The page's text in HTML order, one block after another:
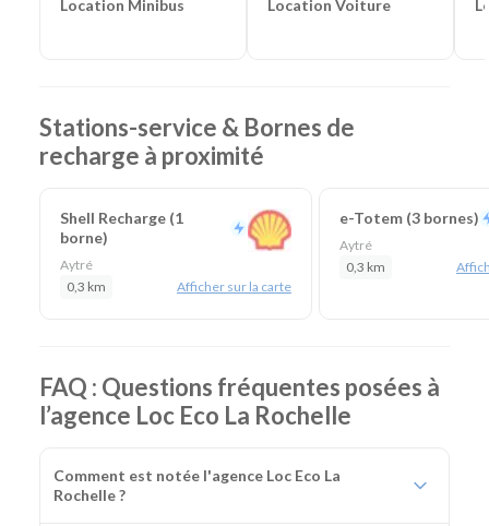
Location Minibus Location Voiture
Stations-service & Bornes de
recharge à proximité
Shell Recharge (1
borne)
Aytré
0,3 km
Afficher sur la carte
e-Totem (3 bornes)
Aytré
0,3 km
FAQ : Questions fréquentes posées à
l’agence Loc Eco La Rochelle
Comment est notée l'agence Loc Eco La
Rochelle ?